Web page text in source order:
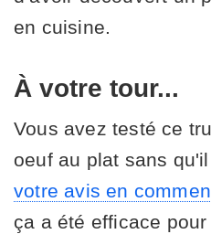
en cuisine.
À votre tour...
Vous avez testé ce
oeuf au plat sans
votre avis en
ça a été efficace